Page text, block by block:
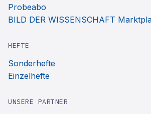
Probeabo
BILD DER WISSENSCHAFT
HEFTE
Sonderhefte
Einzelhefte
UNSERE PARTNER